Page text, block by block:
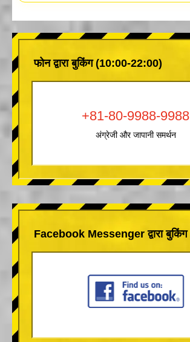
फोन द्वारा बुकिंग (10:00-22:00)
+81-80-9988-9988
अंग्रेजी और जापानी समर्थन
Facebook Messenger द्वारा बुकिंग